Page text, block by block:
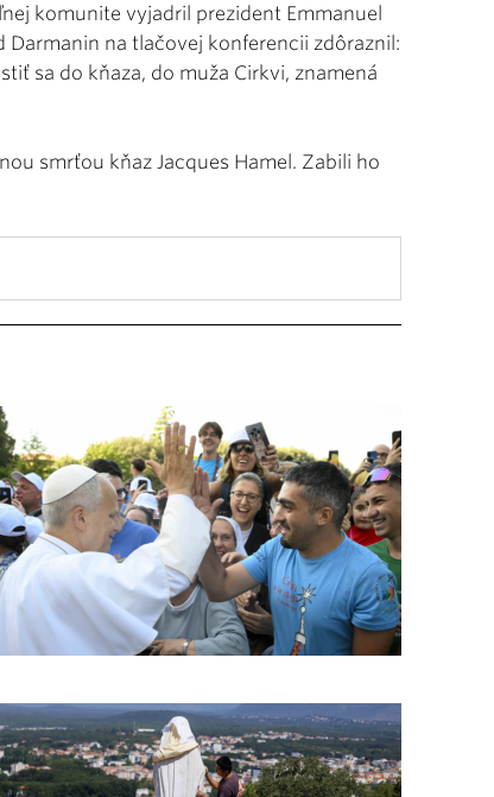
komunite vyjadril prezident Emmanuel
Darmanin na tlačovej konferencii zdôraznil:
sa do kňaza, do muža Cirkvi, znamená
smrťou kňaz Jacques Hamel. Zabili ho